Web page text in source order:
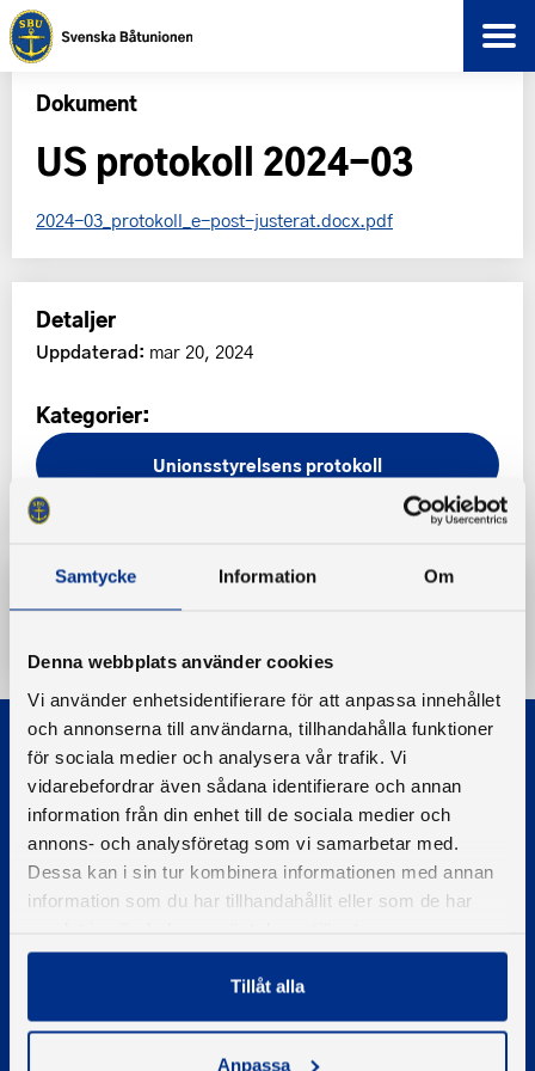
Samtycke Information Om
Denna webbplats använder cookies
Vi använder enhetsidentifierare för att anpassa innehållet
och annonserna till användarna, tillhandahålla funktioner
för sociala medier och analysera vår trafik. Vi
vidarebefordrar även sådana identifierare och annan
information från din enhet till de sociala medier och
annons- och analysföretag som vi samarbetar med.
Dessa kan i sin tur kombinera informationen med annan
information som du har tillhandahållit eller som de har
Tillåt alla
Anpassa
Dokument
US protokoll 2024-03
2024-03_protokoll_e-post-justerat.docx.pdf
Detaljer
Uppdaterad: mar 20, 2024
Kategorier:
Unionsstyrelsens protokoll
© 2026 - Svenska Båtunionen
Information om cookies
Telefon